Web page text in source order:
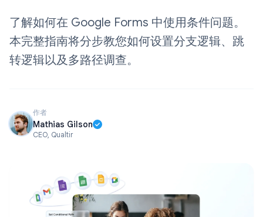
了解如何在 Google Forms 中使用条件问题。
本完整指南将分步教您如何设置分支逻辑、跳
转逻辑以及多路径调查。
作者
Mathias Gilson
CEO, Qualtir